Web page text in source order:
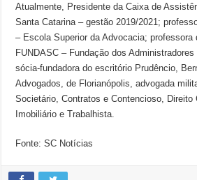
Atualmente, Presidente da Caixa de
Santa Catarina – gestão 2019/2021;
– Escola Superior da Advocacia; professora
FUNDASC – Fundação dos Administradores
sócia-fundadora do escritório Prudêncio,
Advogados, de Florianópolis, advogada
Societário, Contratos e Contencioso, Direito
Imobiliário e Trabalhista.
Fonte: SC Notícias